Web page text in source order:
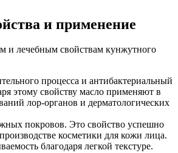
и применение
и лечебным свойствам кунжутного
процесса и антибактериальный
этому свойству масло применяют в
лор-органов и дерматологических
покровов. Это свойство успешно
косметики для кожи лица.
благодаря легкой текстуре.